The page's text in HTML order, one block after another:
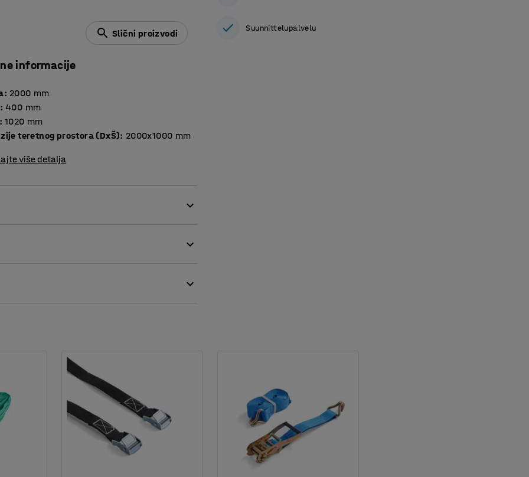
Slični proizvodi
informacije
: 2000 mm
: 400 mm
: 1020 mm
teretnog prostora (DxŠ): 2000x1000 mm
više detalja
su gradilišta, skladišta, tvornice i sl.
olakšava upravljanje kolicima, a prečka
ležajevima. Kotači su dovoljno široki
Suunnittelupalvelu